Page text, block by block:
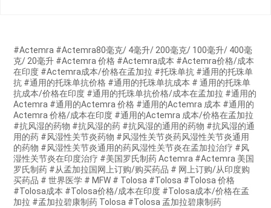
#Actemra #Actemra80毫克/ 4毫升/ 200毫克/ 100毫升/ 400毫
克/ 20毫升 #Actemra 价格 #Actemra成本 #Actemra价格/成本
在印度 #Actemra成本/价格在孟加拉 #托珠单抗 #通用的托珠单
抗 #通用的托珠单抗价格 #通用的托珠单抗成本 # 通用的托珠单
抗成本/价格在印度 #通用的托珠单抗价格/成本在孟加拉 #通用的
Actemra #通用的Actemra 价格 #通用的Actemra 成本 #通用的
Actemra 价格/成本在印度 #通用的Actemra 成本/价格在孟加拉
#抗风湿的药物 #抗风湿的药 #抗风湿的通用的药物 #抗风湿的通
用的药 #风湿性关节炎药物 #风湿性关节炎药风湿性关节炎通用
的药物 #风湿性关节炎通用的药风湿性关节炎在孟加拉治疗 #风
湿性关节炎在印度治疗 #美国罗氏制药 Actemra #Actemra 美国
罗氏制药 #从孟加拉国网上订购/购买药品 # 网上订购/从印度购
买药品 # 世界医学 # MFW # Tolosa #Tolosa #Tolosa 价格
#Tolosa成本 #Tolosa价格/成本在印度 #Tolosa成本/价格在孟
加拉 #孟加拉碧康制药 Tolosa #Tolosa 孟加拉碧康制药